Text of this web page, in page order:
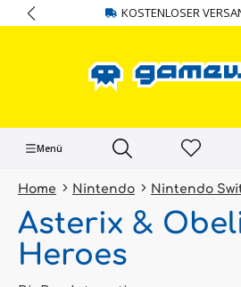
springen KOSTENLOSER
Menü
Home Nintendo Nintendo
Asterix &
Heroes